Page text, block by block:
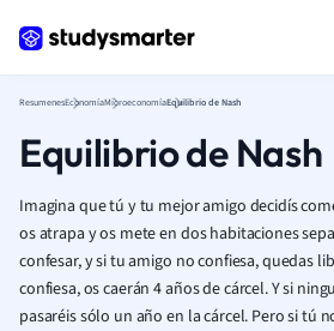
ResumenesEconomíaMicroeconomíaEquilibrio de Nash
Equilibrio de Nash
Imagina que tú y tu mejor amigo decidís
os atrapa y os mete en dos habitaciones
confesar, y si tu amigo no confiesa, quedas
confiesa, os caerán 4 años de cárcel. Y si
pasaréis sólo un año en la cárcel. Pero si tú